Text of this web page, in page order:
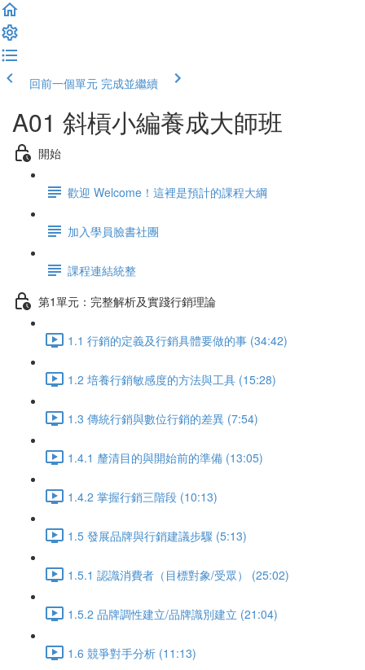
回前一個單元 完成並繼續
A01 斜槓小編養成大師班
開始
歡迎 Welcome！這裡是預計的課程大綱
加入學員臉書社團
課程連結統整
第1單元：完整解析及實踐行銷理論
1.1 行銷的定義及行銷具體要做的事 (34:42)
1.2 培養行銷敏感度的方法與工具 (15:28)
1.3 傳統行銷與數位行銷的差異 (7:54)
1.4.1 釐清目的與開始前的準備 (13:05)
1.4.2 掌握行銷三階段 (10:13)
1.5 發展品牌與行銷建議步驟 (5:13)
1.5.1 認識消費者（目標對象/受眾） (25:02)
1.5.2 品牌調性建立/品牌識別建立 (21:04)
1.6 競爭對手分析 (11:13)